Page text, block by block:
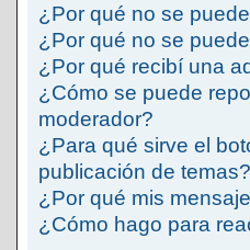
¿Por qué no se
¿Por qué no se
¿Por qué recibí una
¿Cómo se puede
moderador?
¿Para qué sirve el
publicación de temas?
¿Por qué mis
¿Cómo hago para